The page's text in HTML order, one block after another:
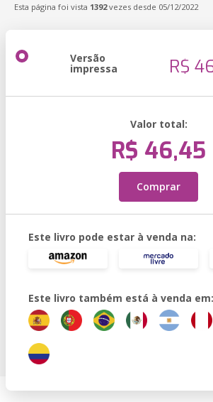
Esta página foi vista 1392vezes desde 05/12/2022
Versão
impressa R$
Valor total:
R$ 46,45
Comprar
Este livro pode estar à venda na:
Este livro também está à venda em: